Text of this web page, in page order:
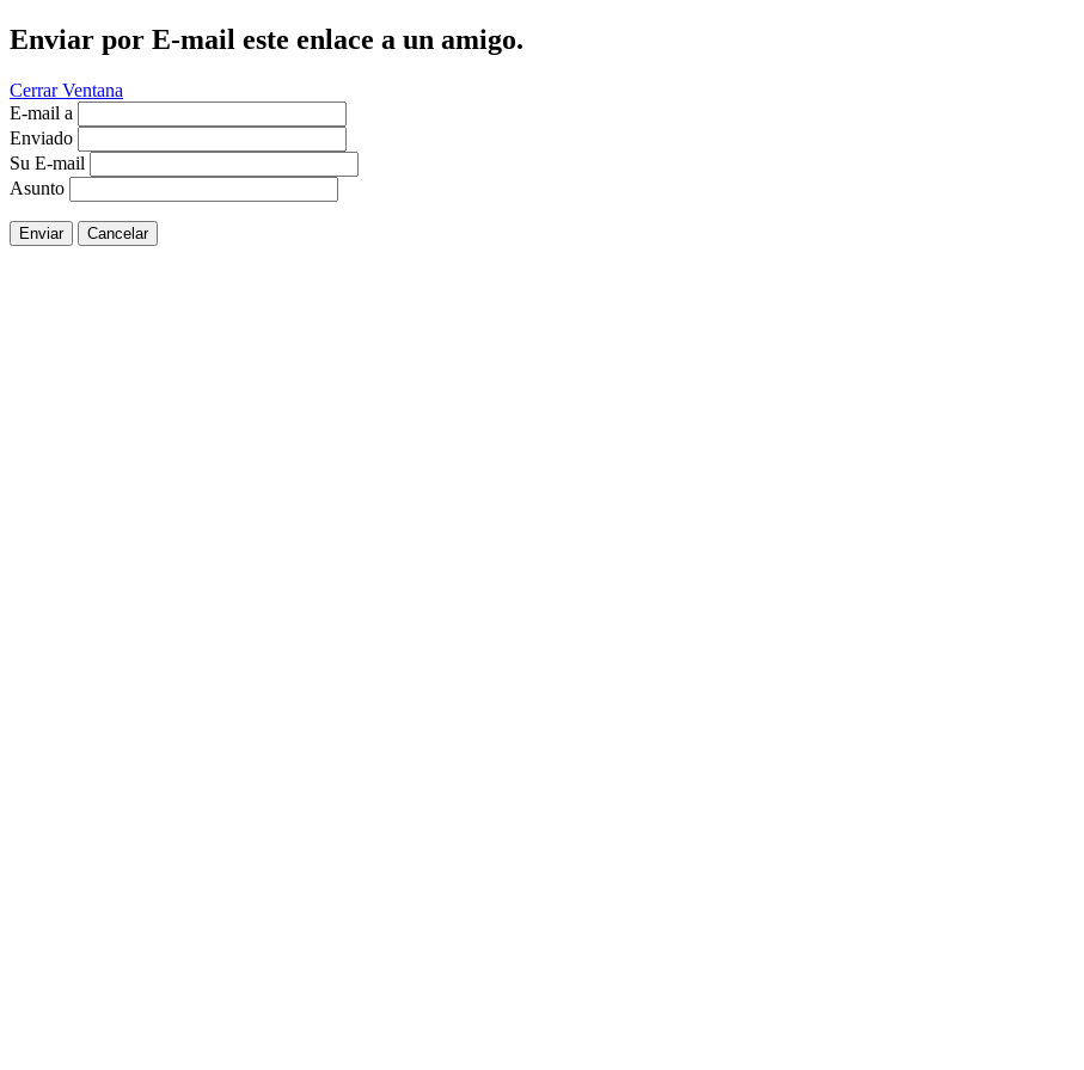
Enviar por E-mail este enlace a un amigo.
Cerrar Ventana
E-mail a
Enviado
Su E-mail
Asunto
Enviar Cancelar